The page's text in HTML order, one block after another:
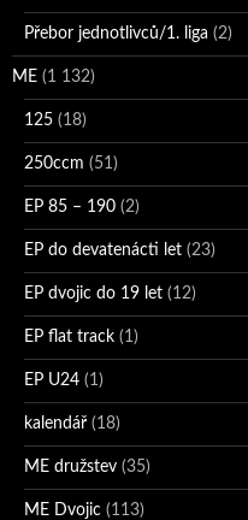
Přebor jednotlivců/1. liga (2)
ME (1 132)
125 (18)
250ccm (51)
EP 85 – 190 (2)
EP do devatenácti let (23)
EP dvojic do 19 let (12)
EP flat track (1)
EP U24 (1)
kalendář (18)
ME družstev (35)
ME Dvojic (113)